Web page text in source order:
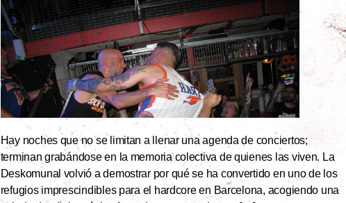
Hay noches que no se limitan a llenar una agenda de conciertos;
terminan grabándose en la memoria colectiva de quienes las viven. La
Deskomunal volvió a demostrar por qué se ha convertido en uno de los
refugios imprescindibles para el hardcore en Barcelona, acogiendo una